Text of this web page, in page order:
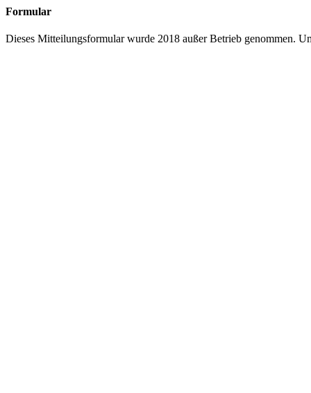
Formular
Dieses Mitteilungsformular wurde 2018 außer Betrieb genommen.